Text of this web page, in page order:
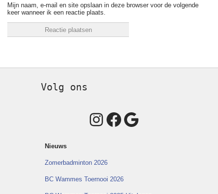
Mijn naam, e-mail en site opslaan in deze browser voor de volgende
keer wanneer ik een reactie plaats.
Volg ons
Instagram
Facebook
Google
Nieuws
Zomerbadminton 2026
BC Wammes Toernooi 2026